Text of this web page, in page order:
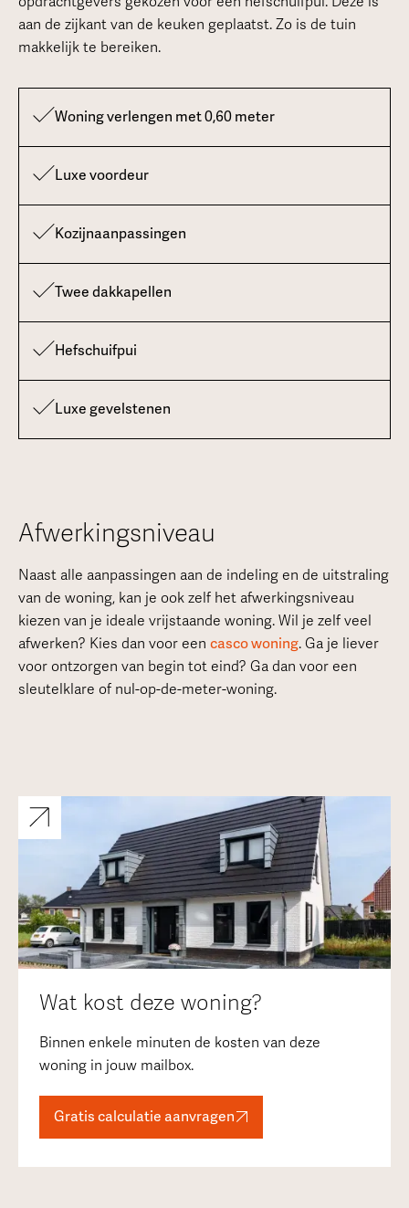
aan de zijkant van de keuken geplaatst. Zo is de tuin
makkelijk te bereiken.
Woning verlengen met 0,60 meter
Luxe voordeur
Kozijnaanpassingen
Twee dakkapellen
Hefschuifpui
Luxe gevelstenen
Afwerkingsniveau
Naast alle aanpassingen aan de indeling en de uitstraling
van de woning, kan je ook zelf het afwerkingsniveau
kiezen van je ideale vrijstaande woning. Wil je zelf veel
afwerken? Kies dan voor een casco woning. Ga je liever
voor ontzorgen van begin tot eind? Ga dan voor een
sleutelklare of nul-op-de-meter-woning.
Wat kost deze woning?
Binnen enkele minuten de kosten van deze
woning in jouw mailbox.
Gratis calculatie aanvragen